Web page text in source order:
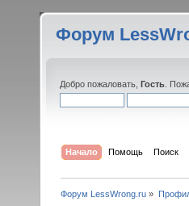
Форум
Добро пожаловать, Гость .
Начало Помощь Поиск
Форум LessWrong.ru »